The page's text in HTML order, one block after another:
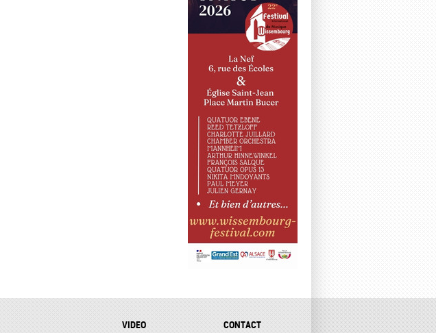
VIDEO CONTACT